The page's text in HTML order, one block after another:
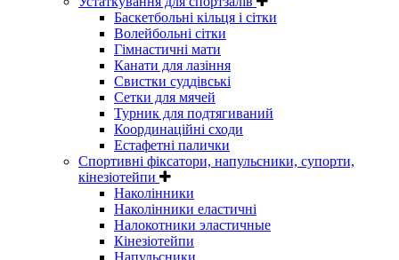
Баскетбольні кільця і сітки
Волейбольні сітки
Гімнастичні мати
Канати для лазіння
Свистки суддівські
Сетки для мячей
Турник для подтягиваний
Координаційні сходи
Естафетні палички
Спортивні фіксатори, напульсники, супорти,
кінезіотейпи
Наколінники
Наколінники еластичні
Налокотники эластичные
Кінезіотейпи
Напульсники